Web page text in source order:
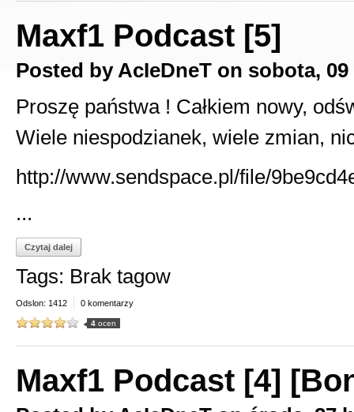
Maxf1 Podcast [5]
Posted by AcIeDneT on sobota, 09
Proszę państwa ! Całkiem nowy,
Wiele niespodzianek, wiele zmian,
http://www.sendspace.pl/file/
...
Czytaj dalej
Tags: Brak tagow
Odslon: 1412 0 komentarzy
4 ocen
Maxf1 Podcast [4]